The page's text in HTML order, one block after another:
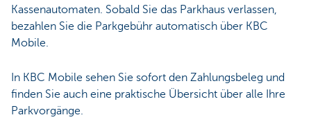
Kassenautomaten. Sobald Sie das Parkhaus verlassen,
bezahlen Sie die Parkgebühr automatisch über KBC
Mobile.
In KBC Mobile sehen Sie sofort den Zahlungsbeleg und
finden Sie auch eine praktische Übersicht über alle Ihre
Parkvorgänge.